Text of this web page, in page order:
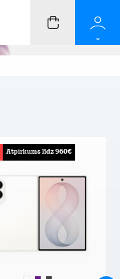
Atpirkums līdz 960€